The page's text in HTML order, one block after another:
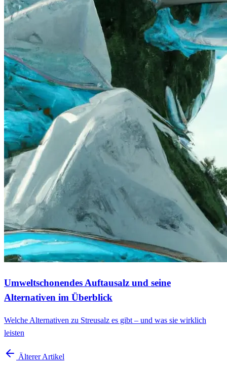
Umweltschonendes Auftausalz und seine
Alternativen im Überblick
Welche Alternativen zu Streusalz es gibt – und was sie wirklich
leisten
Älterer Artikel